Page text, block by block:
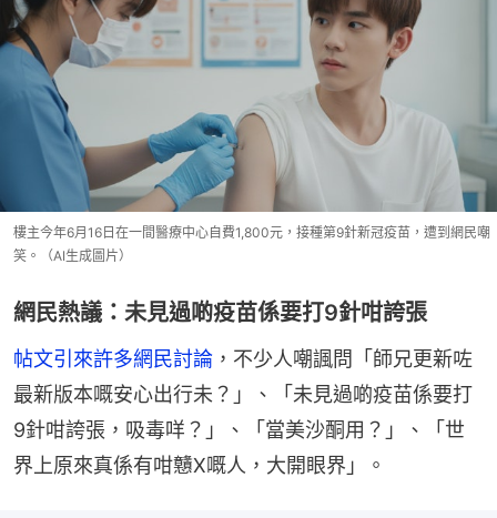
樓主今年6月16日在一間醫療中心自費1,800元，接種第9針新冠疫苗，遭到網民嘲
笑。（AI生成圖片）
網民熱議：未見過啲疫苗係要打9針咁誇張
帖文引來許多網民討論 ，不少人嘲諷問「師兄更新咗
最新版本嘅安心出行未？」、「未見過啲疫苗係要打
9針咁誇張，吸毒咩？」、「當美沙酮用？」、「世
界上原來真係有咁戇X嘅人，大開眼界」。